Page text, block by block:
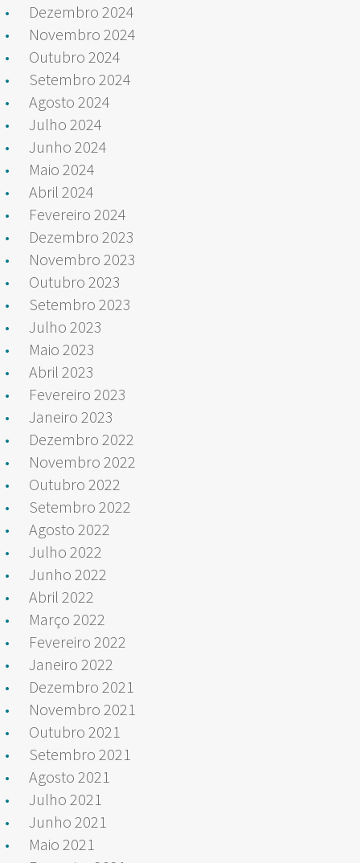
Dezembro 2024
Novembro 2024
Outubro 2024
Setembro 2024
Agosto 2024
Julho 2024
Junho 2024
Maio 2024
Abril 2024
Fevereiro 2024
Dezembro 2023
Novembro 2023
Outubro 2023
Setembro 2023
Julho 2023
Maio 2023
Abril 2023
Fevereiro 2023
Janeiro 2023
Dezembro 2022
Novembro 2022
Outubro 2022
Setembro 2022
Agosto 2022
Julho 2022
Junho 2022
Abril 2022
Março 2022
Fevereiro 2022
Janeiro 2022
Dezembro 2021
Novembro 2021
Outubro 2021
Setembro 2021
Agosto 2021
Julho 2021
Junho 2021
Maio 2021